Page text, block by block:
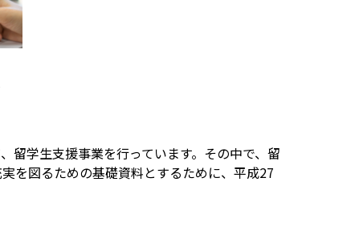
留学生支援事業を行っています。その中で、留
を図るための基礎資料とするために、平成27